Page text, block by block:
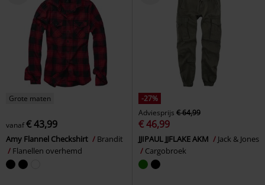
Grote maten
vanaf€ 43,99
Amy Flannel Checkshirt
Brandit
Flanellen overhemd
-27%
Adviesprijs € 64,99
€ 46,99
JJIPAUL JJFLAKE AKM
Jack & Jones
Cargobroek